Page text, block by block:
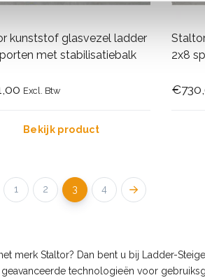
kunststof glasvezel ladder
met stabilisatiebalk
Excl. Btw
Bekijk product
2x8
1 2 3 4
merk Staltor? Dan bent u bij Ladder-
technologieën voor